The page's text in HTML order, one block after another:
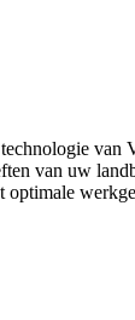
van uw
optimale